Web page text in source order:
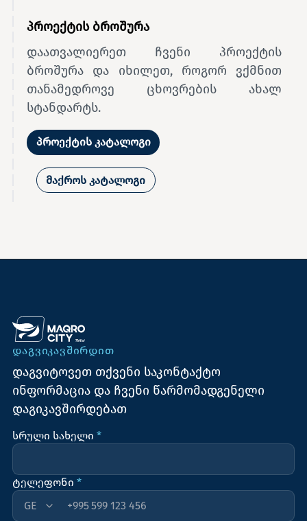
პროექტის ბროშურა
დაათვალიერეთ ჩვენი პროექტის
ბროშურა და იხილეთ, როგორ ვქმნით
თანამედროვე ცხოვრების ახალ
სტანდარტს.
პროექტის კატალოგი
მაქროს კატალოგი
ᲓᲐᲒᲕᲘᲙᲐᲕᲨᲘᲠᲓᲘᲗ
დაგვიტოვეთ თქვენი საკონტაქტო
ინფორმაცია და ჩვენი წარმომადგენელი
დაგიკავშირდებათ
სრული სახელი*
ტელეფონი *
+995